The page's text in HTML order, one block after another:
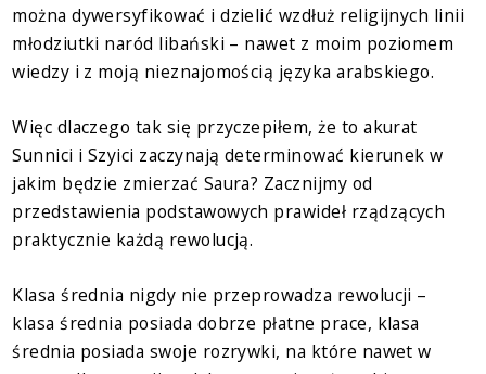
można dywersyfikować i dzielić wzdłuż religijnych linii
młodziutki naród libański – nawet z moim poziomem
wiedzy i z moją nieznajomością języka arabskiego.
Więc dlaczego tak się przyczepiłem, że to akurat
Sunnici i Szyici zaczynają determinować kierunek w
jakim będzie zmierzać Saura? Zacznijmy od
przedstawienia podstawowych prawideł rządzących
praktycznie każdą rewolucją.
Klasa średnia nigdy nie przeprowadza rewolucji –
klasa średnia posiada dobrze płatne prace, klasa
średnia posiada swoje rozrywki, na które nawet w